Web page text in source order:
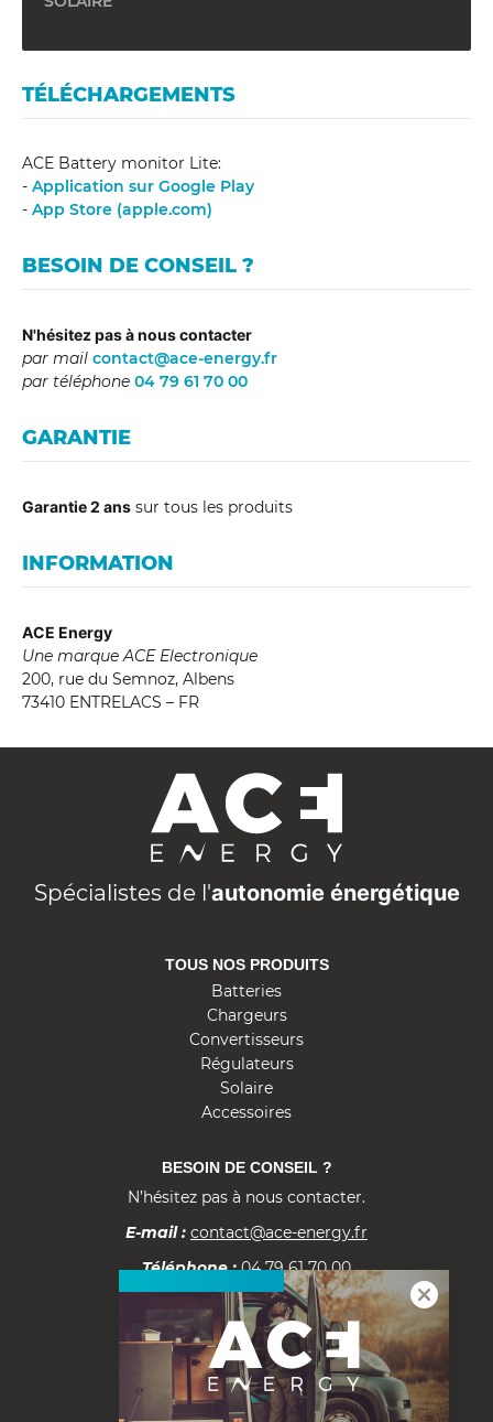
TÉLÉCHARGEMENTS
ACE Battery monitor Lite:
- Application sur Google Play
- App Store (apple.com)
BESOIN DE CONSEIL ?
N'hésitez pas à nous contacter
par mail contact@ace-energy.fr
par téléphone 04 79 61 70 00
GARANTIE
Garantie 2 ans sur tous les produits
INFORMATION
ACE Energy
Une marque ACE Electronique
200, rue du Semnoz, Albens
73410 ENTRELACS – FR
E
E
n
Spécialistes de l'autonomie énergétique
TOUS NOS PRODUITS
Batteries
Chargeurs
Convertisseurs
Régulateurs
Solaire
Accessoires
BESOIN DE CONSEIL ?
N’hésitez pas à nous contacter.
E-mail : contact@ace-energy.fr
Téléphone :04 79 61 70 00
Documentation
Fiche tarifs B2B